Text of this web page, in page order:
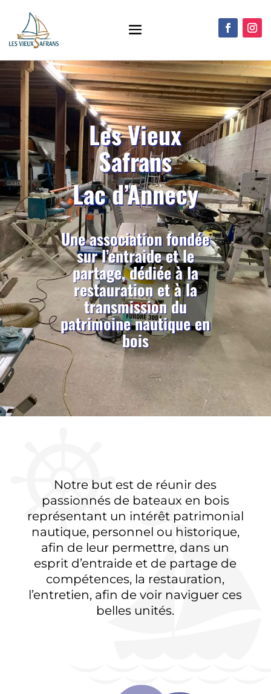
Les Vieux
Safrans
Lac d’Annecy
Une association fondée
sur l’entraide et le
partage, dédiée à la
restauration et à la
transmission du
patrimoine nautique en
bois
Notre but est de réunir des
passionnés de bateaux en bois
représentant un intérêt patrimonial
nautique, personnel ou historique,
afin de leur permettre, dans un
esprit d’entraide et de partage de
compétences, la restauration,
l’entretien, afin de voir naviguer ces
belles unités.